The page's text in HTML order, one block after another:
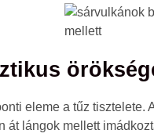
eleme a tűz tisztelete.
át lángok mellett